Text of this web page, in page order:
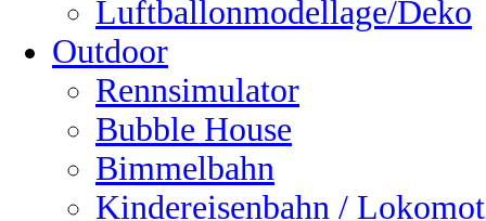
Luftballonmodellage/Deko
Outdoor
Rennsimulator
Bubble House
Bimmelbahn
Kindereisenbahn /